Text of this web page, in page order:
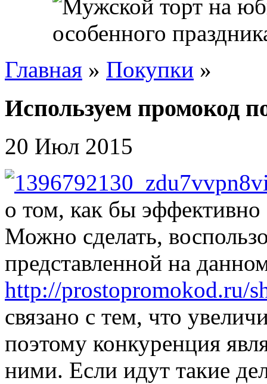
Главная » Покупки »
Используем промокод
20 Июл 2015
о том, как бы
Можно сделать,
представленной на
http://prostopromokod.ru/
связано с тем, что
поэтому конкуренция
ними. Если идут такие